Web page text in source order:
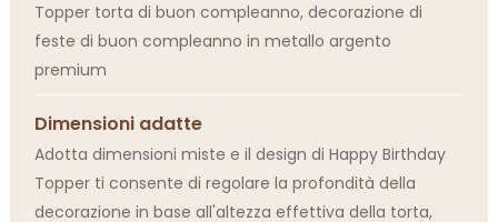
Topper torta di buon compleanno, decorazione di
feste di buon compleanno in metallo argento
premium
Dimensioni adatte
Adotta dimensioni miste e il design di Happy Birthday
Topper ti consente di regolare la profondità della
decorazione in base all'altezza effettiva della torta,